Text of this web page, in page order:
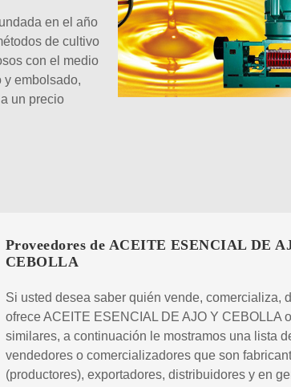
en el año
de cultivo
con el medio
y embolsado,
un precio
Proveedores de ACEITE ESENCIAL DE
CEBOLLA
Si usted desea saber quién vende, comercializa,
ofrece ACEITE ESENCIAL DE AJO Y CEBOLLA
similares, a continuación le mostramos una lista
vendedores o comercializadores que son
(productores), exportadores, distribuidores y en